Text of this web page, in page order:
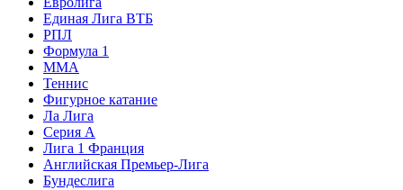
Единая Лига ВТБ
РПЛ
Формула 1
MMA
Теннис
Фигурное катание
Ла Лига
Серия А
Лига 1 Франция
Английская Премьер-Лига
Бундеслига